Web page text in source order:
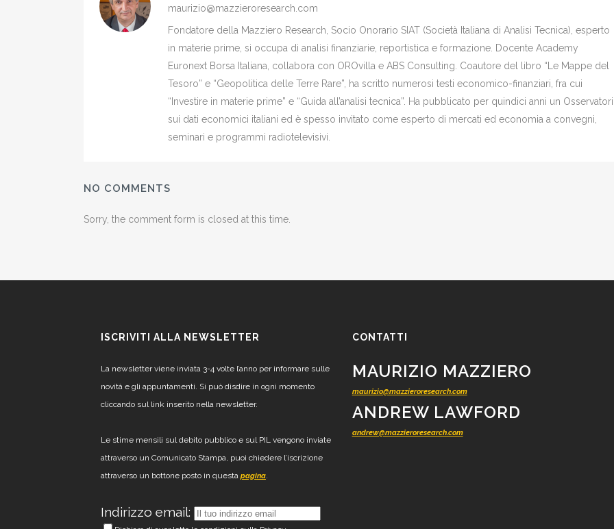
maurizio@mazzieroresearch.com
Fondatore della Mazziero Research, Socio Onorario SIAT (Società Italiana di Analisi Tecnica), esperto
in materie prime, si occupa di analisi finanziarie, reportistica e formazione. Docente Academy
Euronext Borsa Italiana, collabora con OROvilla e ABS Consulting. Coautore del libro “Le Mappe del
Tesoro” e “Geopolitica delle Terre Rare”, ha scritto numerosi testi economico-finanziari, fra cui
“Investire in materie prime” e “Guida all’analisi tecnica”. Ha pubblicato per quindici anni un
sui dati economici italiani ed è spesso invitato come esperto di mercati ed economia a convegni,
seminari e programmi radiotelevisivi.
NO COMMENTS
Sorry, the comment form is closed at this time.
ISCRIVITI ALLA NEWSLETTER
La newsletter viene inviata 3-4 volte l’anno per informare sulle
novità e gli appuntamenti. Si può disdire in ogni momento
cliccando sul link inserito nella newsletter.
Le stime mensili sul debito pubblico e sul PIL vengono inviate
attraverso un Comunicato Stampa, puoi chiedere l’iscrizione
attraverso un bottone posto in questa pagina.
Indirizzo email:
CONTATTI
MAURIZIO MAZZIERO
maurizio@mazzieroresearch.com
ANDREW LAWFORD
andrew@mazzieroresearch.com